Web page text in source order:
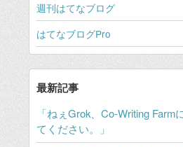
週刊はてなブログ
はてなブログPro
最新記事
「ねぇGrok、Co-Writing Farm
てください。」